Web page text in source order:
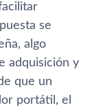
se
algo
adquisición y
que un
portátil, el